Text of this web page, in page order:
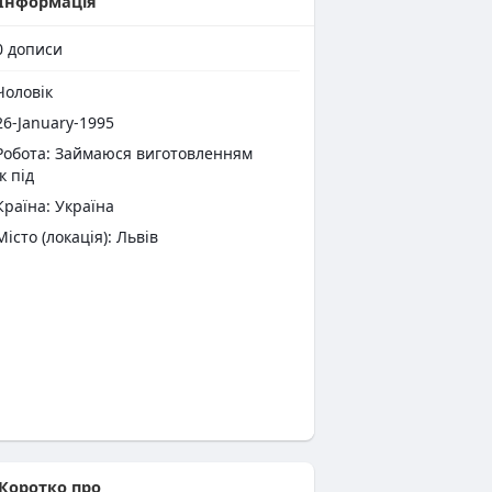
дописи
January-1995
Займаюся виготовленням
під
Україна
(локація): Львів
про